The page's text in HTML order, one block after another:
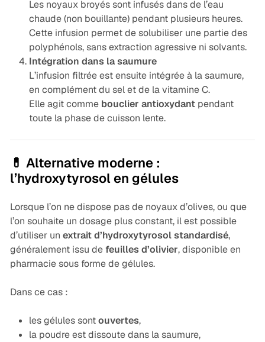
Les noyaux broyés sont infusés dans de l’eau
chaude (non bouillante) pendant plusieurs heures.
Cette infusion permet de solubiliser une partie des
polyphénols, sans extraction agressive ni solvants.
Intégration dans la saumure
L’infusion filtrée est ensuite intégrée à la saumure,
en complément du sel et de la vitamine C.
Elle agit comme bouclier antioxydantpendant
toute la phase de cuisson lente.
💊 Alternative moderne :
l’hydroxytyrosol en gélules
Lorsque l’on ne dispose pas de noyaux d’olives, ou que
l’on souhaite un dosage plus constant, il est possible
d’utiliser un extrait d’hydroxytyrosol standardisé,
généralement issu defeuilles d’olivier, disponible en
pharmacie sous forme de gélules.
Dans ce cas :
les gélules sontouvertes,
la poudre est dissoute dans la saumure,